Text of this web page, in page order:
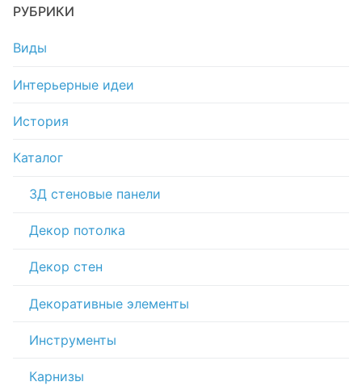
РУБРИКИ
Виды
Интерьерные идеи
История
Каталог
3Д стеновые панели
Декор потолка
Декор стен
Декоративные элементы
Инструменты
Карнизы